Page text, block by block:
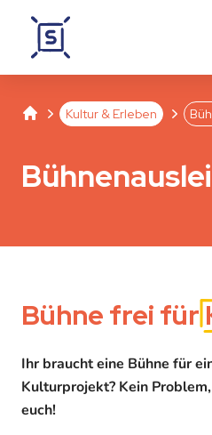
Studentenwerk Leipzig
SeparatorKultur & Erleben
Separator
Bühne frei für
Ihr braucht eine Bühne für
Kulturprojekt? Kein
euch!